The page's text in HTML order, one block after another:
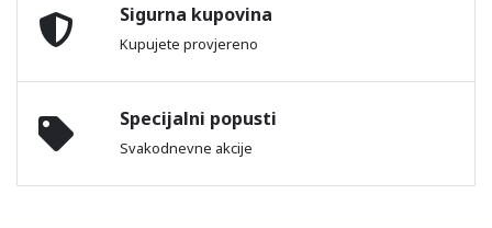
Sigurna kupovina
Kupujete provjereno
Specijalni popusti
Svakodnevne akcije